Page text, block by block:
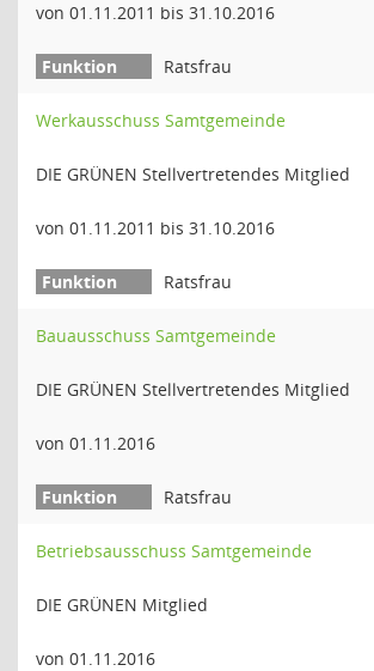
von 01.11.2011 bis 31.10.2016
Ratsfrau
Werkausschuss Samtgemeinde
DIE GRÜNEN Stellvertretendes Mitglied
von 01.11.2011 bis 31.10.2016
Ratsfrau
Bauausschuss Samtgemeinde
DIE GRÜNEN Stellvertretendes Mitglied
von 01.11.2016
Ratsfrau
Betriebsausschuss Samtgemeinde
DIE GRÜNEN Mitglied
von 01.11.2016